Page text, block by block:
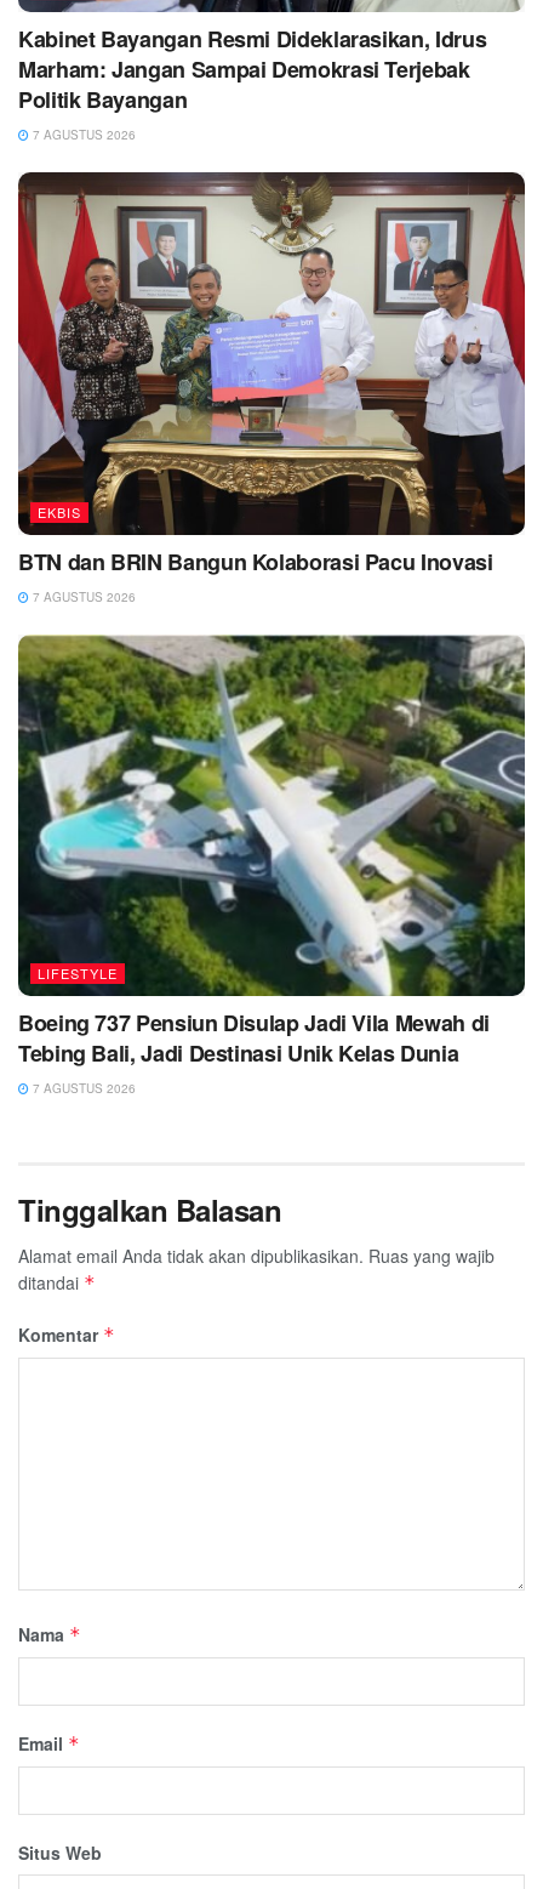
Kabinet Bayangan Resmi Dideklarasikan, Idrus
Marham: Jangan Sampai Demokrasi Terjebak
Politik Bayangan
7 AGUSTUS 2026
EKBIS
BTN dan BRIN Bangun Kolaborasi Pacu Inovasi
7 AGUSTUS 2026
LIFESTYLE
Boeing 737 Pensiun Disulap Jadi Vila Mewah di
Tebing Bali, Jadi Destinasi Unik Kelas Dunia
7 AGUSTUS 2026
Tinggalkan Balasan
Alamat email Anda tidak akan dipublikasikan. Ruas yang wajib
ditandai *
Komentar *
Nama *
Email *
Situs Web